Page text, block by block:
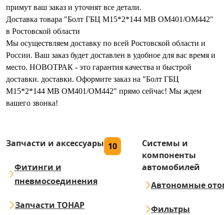
примут ваш заказ и уточнят все детали.
Доставка товара "Болт ГБЦ М15*2*144 MB OM401/OM442"
в Ростовской области
Мы осуществляем доставку по всей Ростовской области и
России. Ваш заказ будет доставлен в удобное для вас время и
место. НОВОТРАК - это гарантия качества и быстрой
доставки. доставки. Оформите заказ на "Болт ГБЦ
М15*2*144 MB OM401/OM442" прямо сейчас! Мы ждем
вашего звонка!
Запчасти и аксессуары 10
Фитинги и
пневмосоединения
Запчасти ТОНАР
Системы и
компоненты
автомобилей
Автономные
Фильтры